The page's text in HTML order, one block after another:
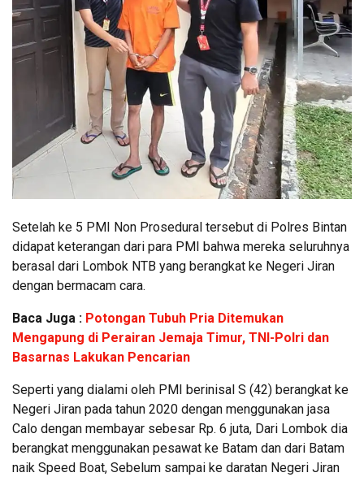
Setelah ke 5 PMI Non Prosedural tersebut di Polres Bintan
didapat keterangan dari para PMI bahwa mereka seluruhnya
berasal dari Lombok NTB yang berangkat ke Negeri Jiran
dengan bermacam cara.
Baca Juga : Potongan Tubuh Pria Ditemukan
Mengapung di Perairan Jemaja Timur, TNI-Polri dan
Basarnas Lakukan Pencarian
Seperti yang dialami oleh PMI berinisal S (42) berangkat ke
Negeri Jiran pada tahun 2020 dengan menggunakan jasa
Calo dengan membayar sebesar Rp. 6 juta, Dari Lombok dia
berangkat menggunakan pesawat ke Batam dan dari Batam
naik Speed Boat, Sebelum sampai ke daratan Negeri Jiran